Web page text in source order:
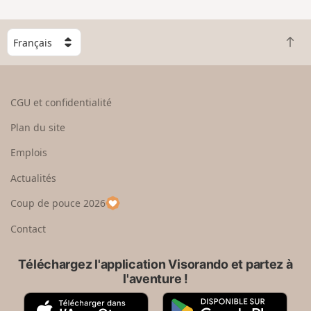
n
C
h
o
e
u
p
a
R
e
CGU et confidentialité
Plan du site
Emplois
Actualités
Coup de pouce 2026
Contact
Téléchargez l'application Visorando et partez à
l'aventure !
A
G